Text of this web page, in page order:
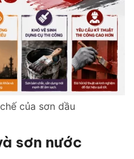
của sơn dầu
sơn nước